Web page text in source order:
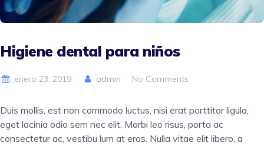
Higiene dental para niños
enero 23, 2019 admin No Comments
Duis mollis, est non commodo luctus, nisi erat porttitor ligula,
eget lacinia odio sem nec elit. Morbi leo risus, porta ac
consectetur ac, vestibu lum at eros. Nulla vitae elit libero, a